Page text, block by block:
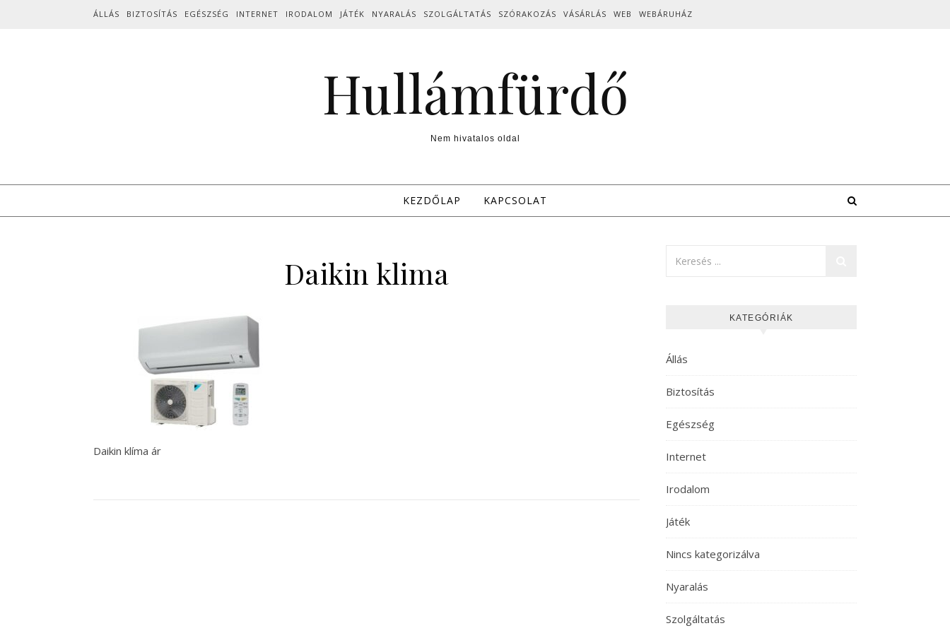
ÁLLÁS BIZTOSÍTÁS EGÉSZSÉG INTERNET IRODALOM JÁTÉK NYARALÁS SZOLGÁLTATÁS SZÓRAKOZÁS VÁSÁRLÁS WEB WEBÁRUHÁZ
Hullámfürdő
Nem hivatalos oldal
KEZDŐLAP KAPCSOLAT
Daikin klima
Daikin klíma ár
KATEGÓRIÁK
Állás
Biztosítás
Egészség
Internet
Irodalom
Játék
Nincs kategorizálva
Nyaralás
Szolgáltatás